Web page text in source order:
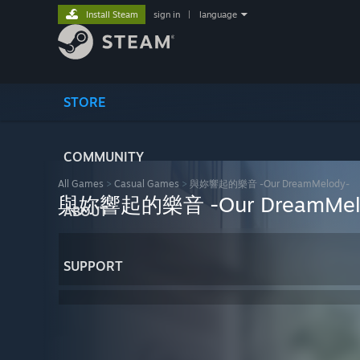
STORE
COMMUNITY
ABOUT
SUPPORT
Install Steam sign in language
All Games > Casual Games > 與妳響起的樂音 -Our DreamMelody-
與妳響起的樂音 -Our